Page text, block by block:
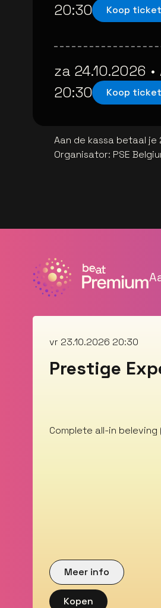
20:30
Koop
za 24.10.2026 •
20:30 Koop
Aan de kassa betaal
Organisator: PSE
vr 23.10.2026 20:30
Prestige
Complete all-in
Meer info
Kopen